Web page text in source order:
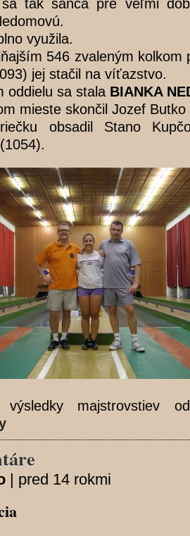
sa tak šanca pre veľmi
využila.
546 zvaleným kolkom
jej stačil na víťazstvo.
oddielu sa stala BIANKA
mieste skončil Jozef
obsadil Stano
výsledky majstrovstiev
| pred 14 rokmi